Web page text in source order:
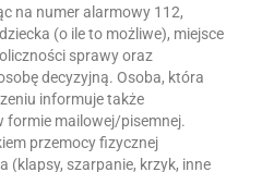
na numer alarmowy 112,
(o ile to możliwe), miejsce
sprawy oraz
decyzyjną. Osoba, która
informuje także
formie mailowej/pisemnej.
przemocy fizycznej
(klapsy, szarpanie, krzyk, inne